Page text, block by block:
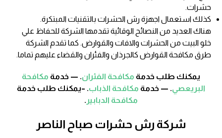
حشرات.
كذلك استعمال اجهزة رش الحشرات بالتقنيات المبتكرة.
هناك العديد من النصائح الوقائية تقدمها الشركة للحفاظ علي
خلو البيت من الحشرات والافات والقوارض. كما تقدم الشركة
طرق مكافحة القوارض كالجرذان والفئران والقضاء عليهم تماما.
يمكنك طلب خدمة مكافحة الفئران. — خدمة مكافحة
البريعصي. — خدمة مكافحة الذباب. –يمكنك طلب خدمة
مكافحة الدبابير .
شركة رش حشرات صباح الناصر